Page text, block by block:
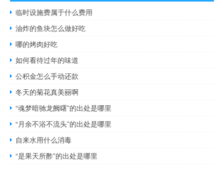
临时设施费属于什么费用
油炸的鱼块怎么做好吃
哪的烤肉好吃
如何看待过年的味道
公积金怎么手动还款
冬天的菊花真美丽啊
“魂梦暗驰龙阙曙”的出处是哪里
“月余不浴不流头”的出处是哪里
自来水用什么消毒
“是果天所酢”的出处是哪里